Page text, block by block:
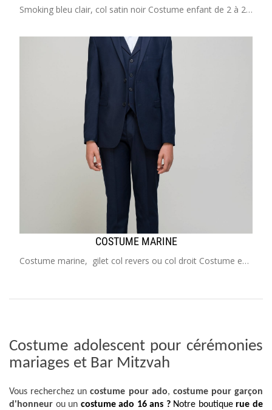
Smoking bleu clair, col satin noir Costume enfant de 2 à 20 ans Idéal pour mariage, cérémonie, communion, cortège, garçon d'honneur
COSTUME MARINE
Costume marine, gilet col revers ou col droit Costume enfant de 2 à 20 ans Idéal pour mariage, cérémonie, cortège, communion, garçon d'honneur
Costume adolescent pour cérémonies
mariages et Bar Mitzvah
Vous recherchez uncostume pour ado, costume pour garçon
d'honneur ou un costume ado 16 ans ? Notre boutiquerue de